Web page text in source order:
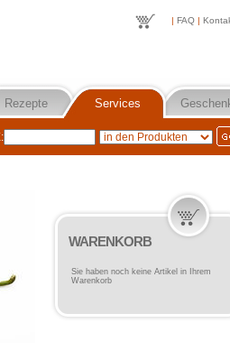
Rezepte Services
| FAQ|
WARENKORB
Sie haben noch keine Artikel in Ihrem
Warenkorb